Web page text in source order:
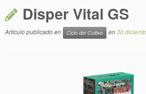
Disper Vital GS
Artículo publicado en Ciclo del Cultivo en30